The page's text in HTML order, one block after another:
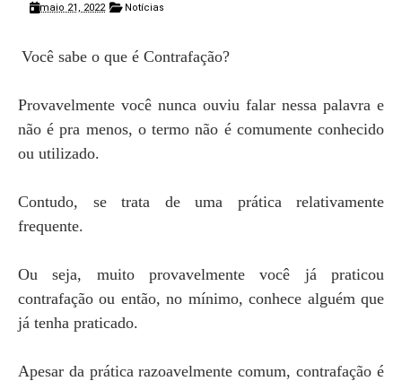
maio 21, 2022 Notícias
Você sabe o que é Contrafação?
Provavelmente você nunca ouviu falar nessa palavra e
não é pra menos, o termo não é comumente conhecido
ou utilizado.
Contudo, se trata de uma prática relativamente
frequente.
Ou seja, muito provavelmente você já praticou
contrafação ou então, no mínimo, conhece alguém que
já tenha praticado.
Apesar da prática razoavelmente comum, contrafação é